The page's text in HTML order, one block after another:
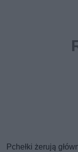
Pchełki żerują